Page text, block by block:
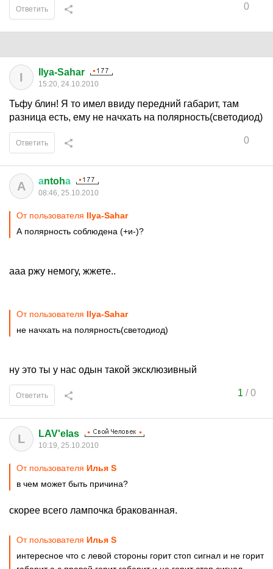
0
Ответить
I Ilya-Sahar
15:20, 24.10.2010
Тьфу блин! Я то имел ввиду передний габарит, там
разница есть, ему не начхать на полярность(светодиод)
0
Ответить
А аntohа
08:46, 25.10.2010
От пользователя Ilya-Sahar
А полярность соблюдена (+и-)?
ааа ржу немогу, жжете..
От пользователя Ilya-Sahar
не начхать на полярность(светодиод)
ну это ты у нас одын такой эксклюзивный
1 /0
Ответить
L LAV'elas
10:19, 25.10.2010
От пользователя Илья S
в чем может быть причина?
скорее всего лампочка бракованная.
От пользователя Илья S
интересное что с левой стороны горит стоп сигнал и не горит